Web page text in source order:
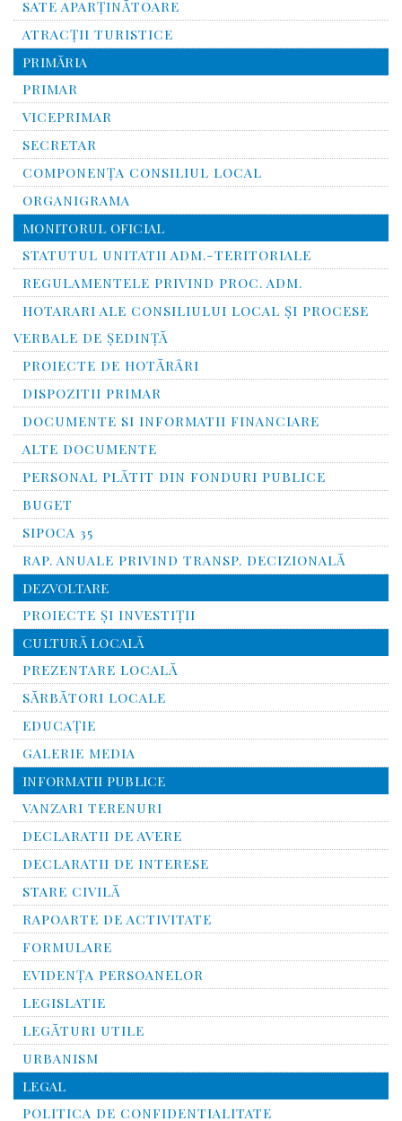
SATE APARȚINĂTOARE
ATRACȚII TURISTICE
PRIMĂRIA
PRIMAR
VICEPRIMAR
SECRETAR
COMPONENȚA CONSILIUL LOCAL
ORGANIGRAMA
MONITORUL OFICIAL
STATUTUL UNITATII ADM.-TERITORIALE
REGULAMENTELE PRIVIND PROC. ADM.
HOTARARI ALE CONSILIULUI LOCAL ȘI PROCESE
VERBALE DE ȘEDINȚĂ
PROIECTE DE HOTĂRÂRI
DISPOZITII PRIMAR
DOCUMENTE SI INFORMATII FINANCIARE
ALTE DOCUMENTE
PERSONAL PLĂTIT DIN FONDURI PUBLICE
BUGET
SIPOCA 35
RAP. ANUALE PRIVIND TRANSP. DECIZIONALĂ
DEZVOLTARE
PROIECTE ȘI INVESTIȚII
CULTURĂ LOCALĂ
PREZENTARE LOCALĂ
SĂRBĂTORI LOCALE
EDUCAȚIE
GALERIE MEDIA
INFORMATII PUBLICE
VANZARI TERENURI
DECLARATII DE AVERE
DECLARATII DE INTERESE
STARE CIVILĂ
RAPOARTE DE ACTIVITATE
FORMULARE
EVIDENȚA PERSOANELOR
LEGISLATIE
LEGĂTURI UTILE
URBANISM
LEGAL
POLITICA DE CONFIDENTIALITATE